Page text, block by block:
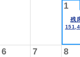
1
残
6 7 8